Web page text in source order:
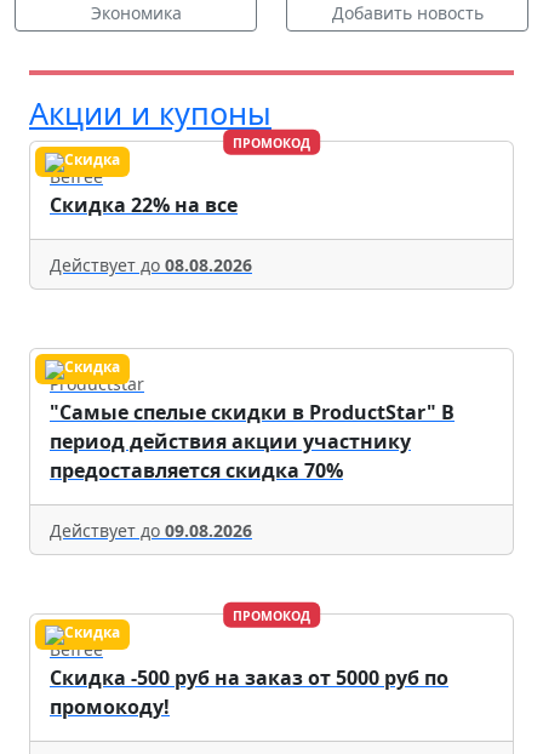
Экономика Добавить новость
Акции и купоны
ПРОМОКОД
Befree
Скидка 22% на все
Действует до 08.08.2026
Productstar
"Самые спелые скидки в ProductStar" В
период действия акции участнику
предоставляется скидка 70%
Действует до 09.08.2026
ПРОМОКОД
Befree
Скидка -500 руб на заказ от 5000 руб по
промокоду!